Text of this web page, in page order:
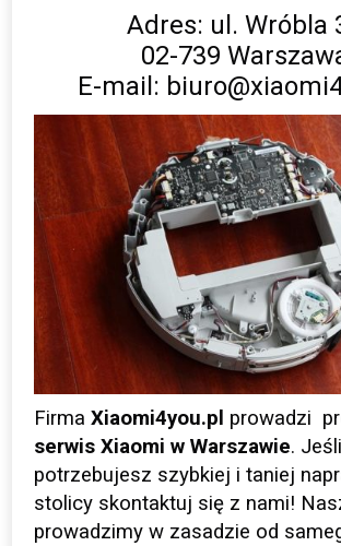
Adres: ul. Wróbla
02-739
E-mail:
FirmaXiaomi4you.pl prowadzi
serwis Xiaomi w Warszawie. Jeśli
potrzebujesz szybkiej i taniej
stolicy skontaktuj się z nami!
prowadzimy w zasadzie od